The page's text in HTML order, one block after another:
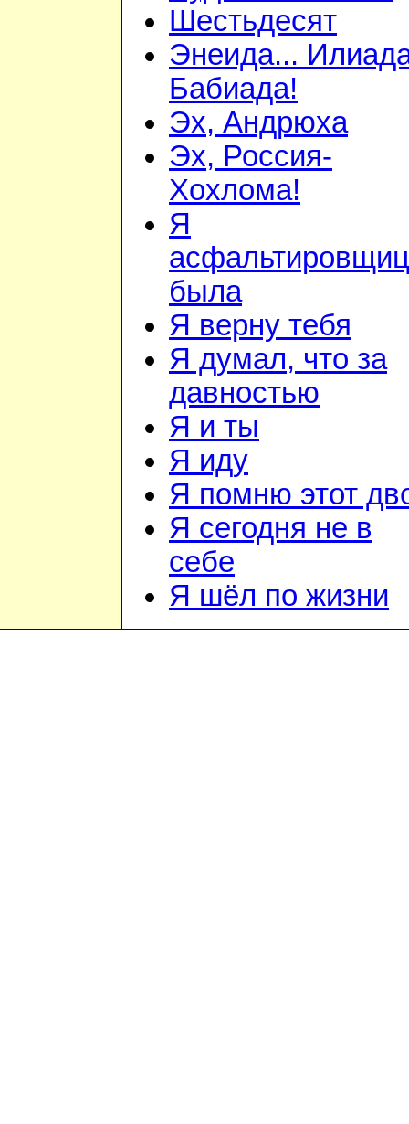
Шестьдесят
Энеида...
Бабиада!
Эх, Андрюха
Эх, Россия-
Хохлома!
Я
была
Я верну тебя
Я думал, что за
давностью
Я и ты
Я иду
Я помню этот
Я сегодня не в
себе
Я шёл по жизни